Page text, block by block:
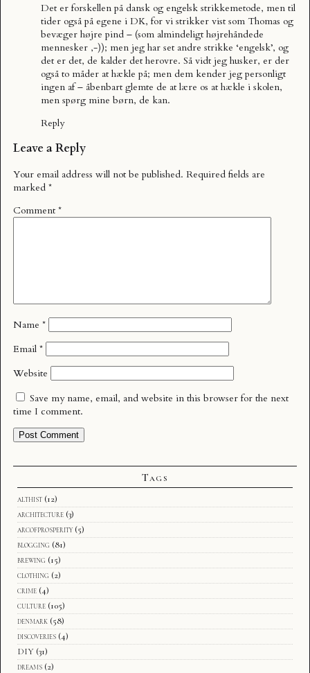
Det er forskellen på dansk og engelsk strikkemetode, men til
tider også på egene i DK, for vi strikker vist som Thomas og
bevæger højre pind – (som almindeligt højrehåndede
mennesker ,-)); men jeg har set andre strikke ‘engelsk’, og
det er det, de kalder det herovre. Så vidt jeg husker, er der
også to måder at hækle på; men dem kender jeg personligt
ingen af – åbenbart glemte de at lære os at hækle i skolen,
men spørg mine børn, de kan.
Reply
Leave a Reply
Your email address will not be published. Required fields are
marked *
Comment *
Name *
Email *
Website
Save my name, email, and website in this browser for the next
time I comment.
Tags
althist (12)
architecture (3)
arcofprosperity (5)
blogging (81)
brewing (15)
clothing (2)
crime (4)
culture (105)
denmark (58)
discoveries (4)
DIY (31)
dreams (2)